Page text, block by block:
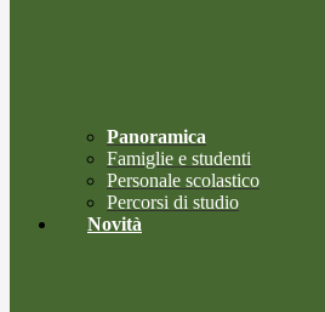
Panoramica
Famiglie e studenti
Personale scolastico
Percorsi di studio
Novità